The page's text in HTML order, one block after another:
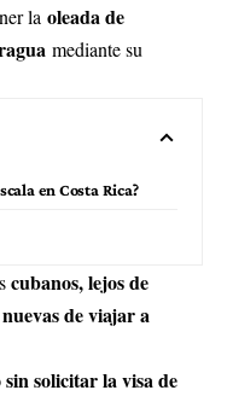
la oleada de
mediante su
en Costa Rica?
cubanos, lejos de
de viajar a
solicitar la visa de